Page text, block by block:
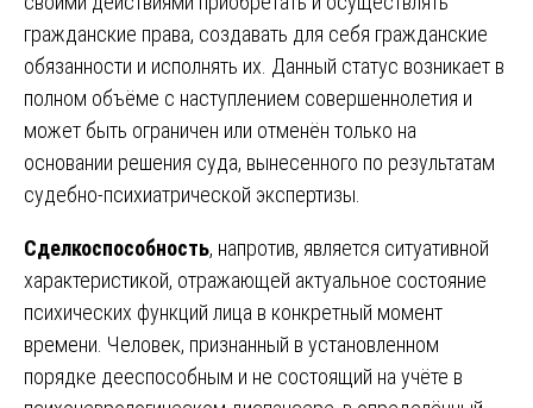
гражданские права, создавать для себя гражданские
обязанности и исполнять их. Данный статус возникает в
полном объёме с наступлением совершеннолетия и
может быть ограничен или отменён только на
основании решения суда, вынесенного по результатам
судебно-психиатрической экспертизы.
Сделкоспособность, напротив, является ситуативной
характеристикой, отражающей актуальное состояние
психических функций лица в конкретный момент
времени. Человек, признанный в установленном
порядке дееспособным и не состоящий на учёте в